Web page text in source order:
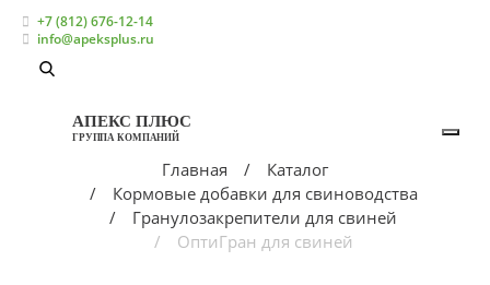
+7 (812) 676-12-14
info@apeksplus.ru
АПЕКС ПЛЮС
ГРУППА КОМПАНИЙ
Главная
Каталог
Кормовые добавки для свиноводства
Гранулозакрепители для свиней
ОптиГран для свиней